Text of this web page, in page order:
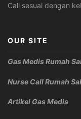
Call sesuai dengan
OUR SITE
Gas Medis Rumah
Nurse Call Rumah
Artikel Gas Medis